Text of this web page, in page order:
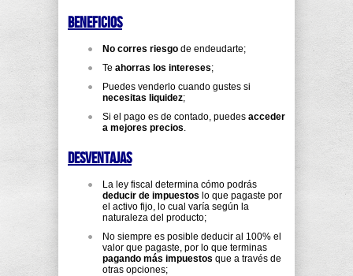
Beneficios
No corres riesgo de endeudarte;
Te ahorras los intereses;
Puedes venderlo cuando gustes si
necesitas liquidez;
Si el pago es de contado, puedes acceder
a mejores precios.
Desventajas
La ley fiscal determina cómo podrás
deducir de impuestos lo que pagaste por
el activo fijo, lo cual varía según la
naturaleza del producto;
No siempre es posible deducir al 100% el
valor que pagaste, por lo que terminas
pagando más impuestos que a través de
otras opciones;